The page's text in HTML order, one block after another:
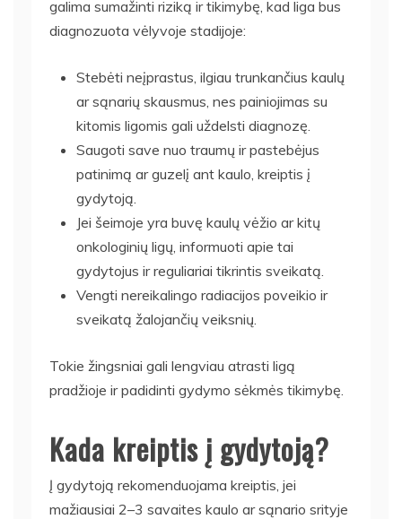
galima sumažinti riziką ir tikimybę, kad liga bus
diagnozuota vėlyvoje stadijoje:
Stebėti neįprastus, ilgiau trunkančius kaulų
ar sąnarių skausmus, nes painiojimas su
kitomis ligomis gali uždelsti diagnozę.
Saugoti save nuo traumų ir pastebėjus
patinimą ar guzelį ant kaulo, kreiptis į
gydytoją.
Jei šeimoje yra buvę kaulų vėžio ar kitų
onkologinių ligų, informuoti apie tai
gydytojus ir reguliariai tikrintis sveikatą.
Vengti nereikalingo radiacijos poveikio ir
sveikatą žalojančių veiksnių.
Tokie žingsniai gali lengviau atrasti ligą
pradžioje ir padidinti gydymo sėkmės tikimybę.
Kada kreiptis į gydytoją?
Į gydytoją rekomenduojama kreiptis, jei
mažiausiai 2–3 savaites kaulo ar sąnario srityje